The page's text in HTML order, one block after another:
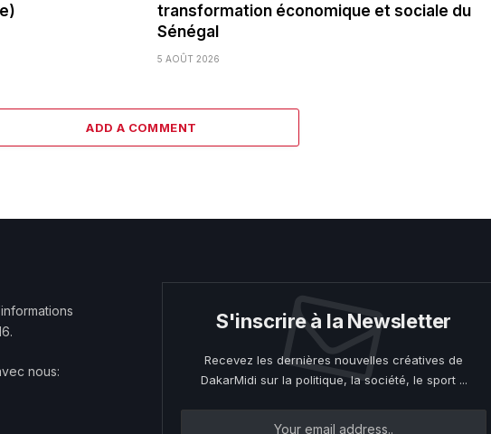
transformation économique et sociale du
Sénégal
5 AOÛT 2026
ADD A COMMENT
nous:
S'inscrire à la Newsletter
Recevez les dernières nouvelles créatives de
DakarMidi sur la politique, la société, le sport ...